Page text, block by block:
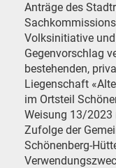
Anträge des
Volksinitiative
Gegenvorschlag
bestehenden,
Liegenschaft
im Ortsteil
Weisung 13/2023
Zufolge der
Schönenberg-